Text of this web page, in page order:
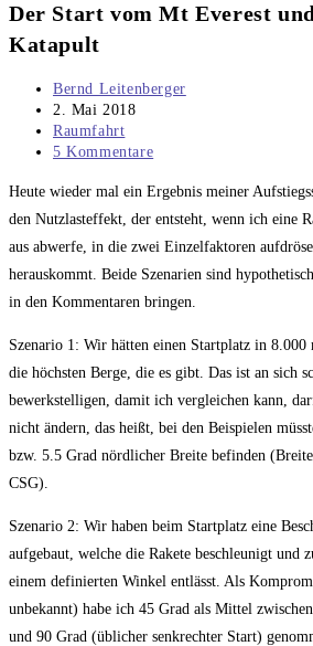
Der Start vom Mt Everest
Katapult
Beitrags-
Autor:
Bernd Leitenberger
Beitrag
veröffentlicht:
2. Mai 2018
Beitrags-
Kategorie:
Raumfahrt
Beitrags-
5 Kommentare
Heute wieder mal ein Ergebnis meiner
den Nutzlasteffekt, der entsteht, wenn ich eine
aus abwerfe, in die zwei Einzelfaktoren
herauskommt. Beide Szenarien sind
in den Kommentaren bringen.
Szenario 1: Wir hätten einen Startplatz in 8.000
die höchsten Berge, die es gibt. Das ist an sich
bewerkstelligen, damit ich vergleichen kann,
nicht ändern, das heißt, bei den Beispielen
bzw. 5.5 Grad nördlicher Breite befinden
CSG).
Szenario 2: Wir haben beim Startplatz eine
aufgebaut, welche die Rakete beschleunigt und
einem definierten Winkel entlässt. Als
unbekannt) habe ich 45 Grad als Mittel
und 90 Grad (üblicher senkrechter Start)